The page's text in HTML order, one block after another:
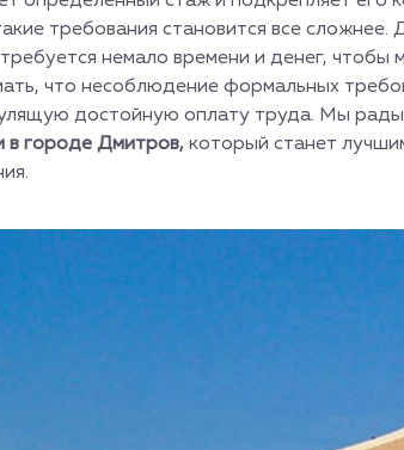
требования становится все
немало времени и денег, чтобы
что несоблюдение формальных
достойную оплату труда. Мы
в городе Дмитров, который станет